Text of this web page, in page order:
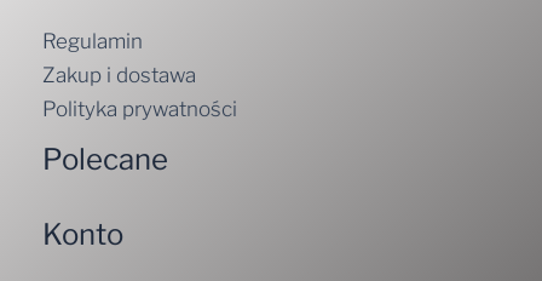
Regulamin
Zakup i dostawa
Polityka prywatności
Polecane
Konto